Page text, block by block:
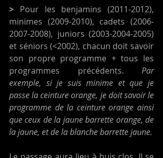
> Pour les benjamins (2011-2012),
minimes (2009-2010), cadets (2006-
2007-2008), juniors (2003-2004-2005)
et séniors (<2002), chacun doit savoir
son propre programme + tous les
programmes précédents. Par
exemple, si je suis minime et que je
passe la ceinture orange, je doit savoir le
programme de la ceinture orange ainsi
que ceux de la jaune barrette orange, de